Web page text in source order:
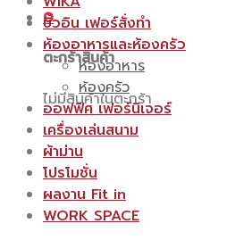
0
ตะกร้าสินค้า
ไม่มีสินค้าในตะกร้า
บิ้วอิน เฟอร์สั่งทำ
ห้องอาหารและห้องครัว
ห้องอาหาร
ห้องครัว
ออฟฟิศ เฟอร์นิเจอร์
เครื่องเล่นสนาม
ผ้าม่าน
โปรโมชั่น
ผลงาน Fit in
WORK SPACE